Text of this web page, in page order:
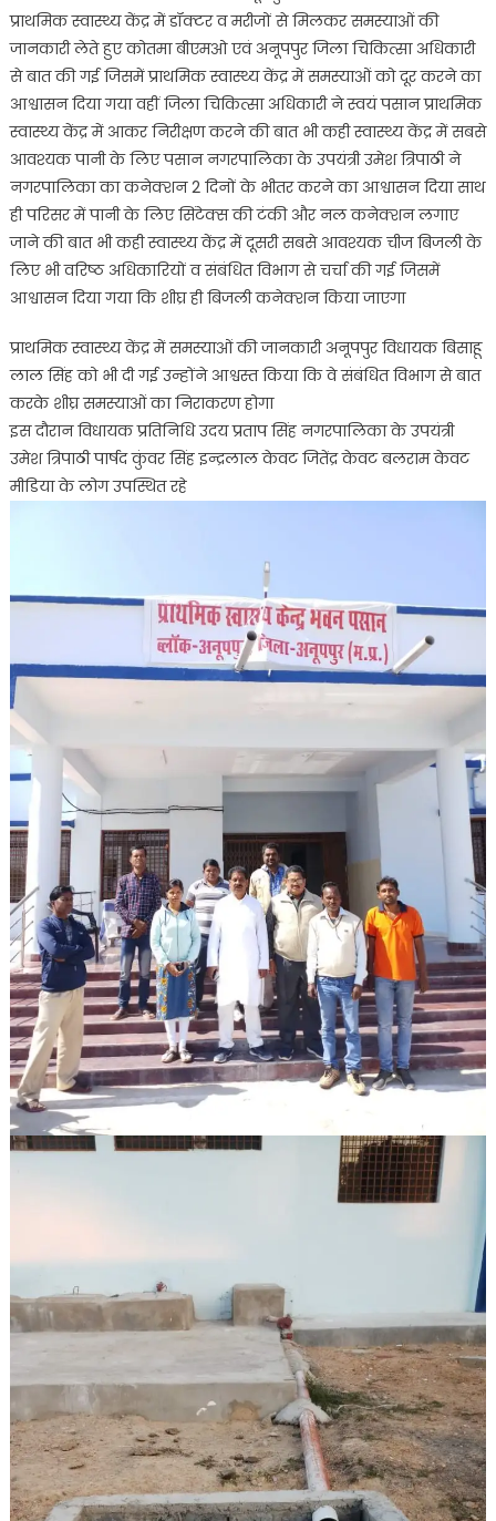
प्राथमिक स्वास्थ्य केंद्र में डॉक्टर व मरीजों से मिलकर समस्याओं की
जानकारी लेते हुए कोतमा बीएमओ एवं अनूपपुर जिला चिकित्सा अधिकारी
से बात की गई जिसमें प्राथमिक स्वास्थ्य केंद्र में समस्याओं को दूर करने का
आश्वासन दिया गया वहीं जिला चिकित्सा अधिकारी ने स्वयं पसान प्राथमिक
स्वास्थ्य केंद्र में आकर निरीक्षण करने की बात भी कही स्वास्थ्य केंद्र में सबसे
आवश्यक पानी के लिए पसान नगरपालिका के उपयंत्री उमेश त्रिपाठी ने
नगरपालिका का कनेक्शन 2 दिनों के भीतर करने का आश्वासन दिया साथ
ही परिसर में पानी के लिए सिंटेक्स की टंकी और नल कनेक्शन लगाए
जाने की बात भी कही स्वास्थ्य केंद्र में दूसरी सबसे आवश्यक चीज बिजली के
लिए भी वरिष्ठ अधिकारियों व संबंधित विभाग से चर्चा की गई जिसमें
आश्वासन दिया गया कि शीघ्र ही बिजली कनेक्शन किया जाएगा
प्राथमिक स्वास्थ्य केंद्र में समस्याओं की जानकारी अनूपपुर विधायक बिसाहू
लाल सिंह को भी दी गई उन्होंने आश्वस्त किया कि वे संबंधित विभाग से बात
करके शीघ्र समस्याओं का निराकरण होगा
इस दौरान विधायक प्रतिनिधि उदय प्रताप सिंह नगरपालिका के उपयंत्री
उमेश त्रिपाठी पार्षद कुंवर सिंह इन्द्रलाल केवट जितेंद्र केवट बलराम केवट
मीडिया के लोग उपस्थित रहे